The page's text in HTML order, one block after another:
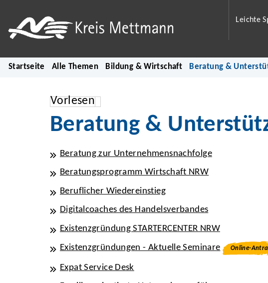
Leichte
Startseite Alle Themen Bildung & Wirtschaft Beratung &
Vorlesen
Beratung &
Beratung zur Unternehmensnachfolge
Beratungsprogramm Wirtschaft NRW
Beruflicher Wiedereinstieg
Digitalcoaches des Handelsverbandes
Existenzgründung STARTERCENTER NRW
Existenzgründungen - Aktuelle Seminare Online-
Expat Service Desk